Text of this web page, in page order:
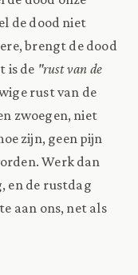
de dood niet
brengt de dood
is de "rust van de
rust van de
zwoegen, niet
zijn, geen pijn
Werk dan
en de rustdag
aan ons, net als